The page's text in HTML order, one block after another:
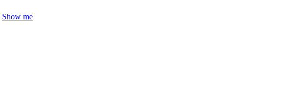
Show me